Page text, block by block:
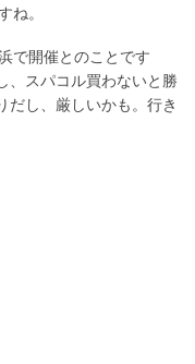
ね。
で開催とのことです
、スパコル買わないと勝
し、厳しいかも。行き